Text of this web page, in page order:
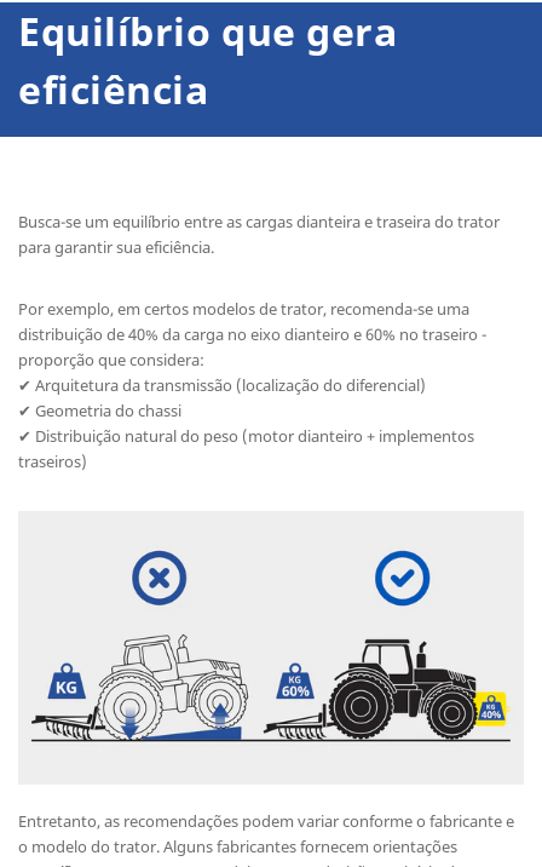
Equilíbrio que gera
eficiência
Busca-se um equilíbrio entre as cargas dianteira e traseira do trator
para garantir sua eficiência.
Por exemplo, em certos modelos de trator, recomenda-se uma
distribuição de 40% da carga no eixo dianteiro e 60% no traseiro -
proporção que considera:
✔ Arquitetura da transmissão (localização do diferencial)
✔ Geometria do chassi
✔ Distribuição natural do peso (motor dianteiro + implementos
traseiros)
Entretanto, as recomendações podem variar conforme o fabricante e
o modelo do trator. Alguns fabricantes fornecem orientações